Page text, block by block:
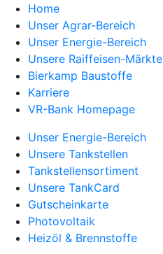
Home
Unser Agrar-Bereich
Unser Energie-Bereich
Unsere Raiffeisen-Märkte
Bierkamp Baustoffe
Karriere
VR-Bank Homepage
Unser Energie-Bereich
Unsere Tankstellen
Tankstellensortiment
Unsere TankCard
Gutscheinkarte
Photovoltaik
Heizöl & Brennstoffe